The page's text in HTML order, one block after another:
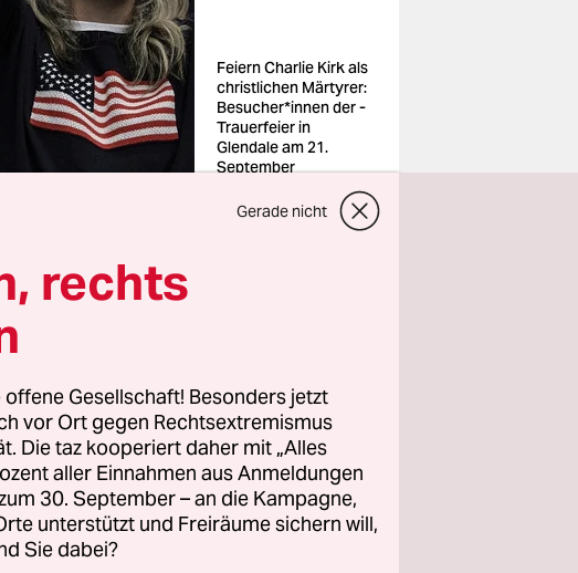
Feiern Charlie Kirk als
christlichen Märtyrer:
Be­su­che­r*in­nen der ­
Trauerfeier in
Glendale am 21.
September
Zehbrauskas/NYT/Re
und meint
die liberale
von Stephanus
ins Parlament
Familie und
Gerade nicht
rechts
Gesellschaft! Besonders jetzt
vor Ort gegen Rechtsextremismus
Die taz kooperiert daher mit „Alles
aller Einnahmen aus Anmeldungen
30. September – an die Kampagne,
unterstützt und Freiräume sichern will,
Sie dabei?